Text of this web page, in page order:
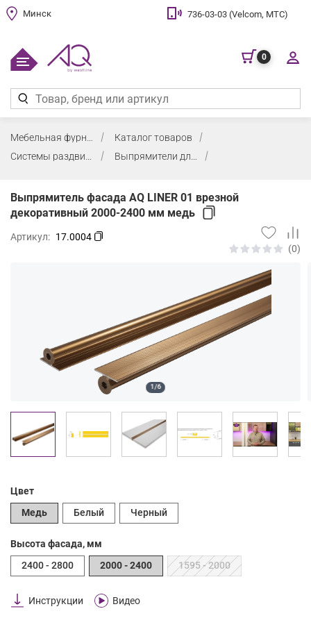
Минск 736-03-03 (Velcom, МТС)
0
Каталог товаров
Системы раздвижения для шкафов и кухонь
Выпрямители для фасадов
Выпрямитель фасада AQ LINER 01 врезной
декоративный 2000-2400 мм медь
Артикул: 17.0004
(0)
1/6
Цвет
Медь
Белый Черный
Высота фасада, мм
2400 - 2800
2000 - 2400 1595 - 2000
Инструкции Видео